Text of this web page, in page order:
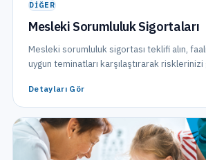
DIĞER
Mesleki Sorumluluk Sigortaları
Mesleki sorumluluk sigortası teklifi alın,
uygun teminatları karşılaştırarak risklerinizi
Detayları Gör